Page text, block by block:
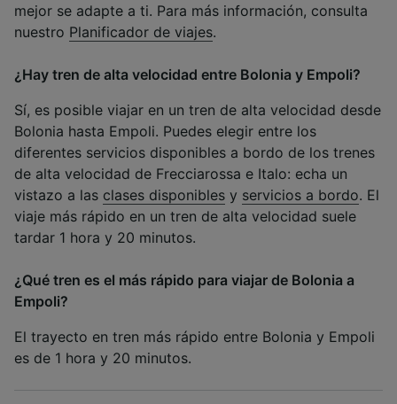
mejor se adapte a ti. Para más información, consulta
nuestro Planificador de viajes.
¿Hay tren de alta velocidad entre Bolonia y Empoli?
Sí, es posible viajar en un tren de alta velocidad desde
Bolonia hasta Empoli. Puedes elegir entre los
diferentes servicios disponibles a bordo de los trenes
de alta velocidad de Frecciarossa e Italo: echa un
vistazo a las clases disponibles y servicios a bordo. El
viaje más rápido en un tren de alta velocidad suele
tardar 1 hora y 20 minutos.
¿Qué tren es el más rápido para viajar de Bolonia a
Empoli?
El trayecto en tren más rápido entre Bolonia y Empoli
es de 1 hora y 20 minutos.